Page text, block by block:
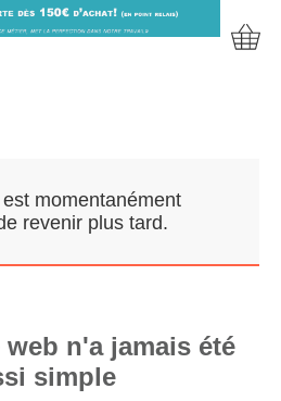
RDV
Marques
Contact
momentanément
revenir plus tard.
n'a jamais été
simple